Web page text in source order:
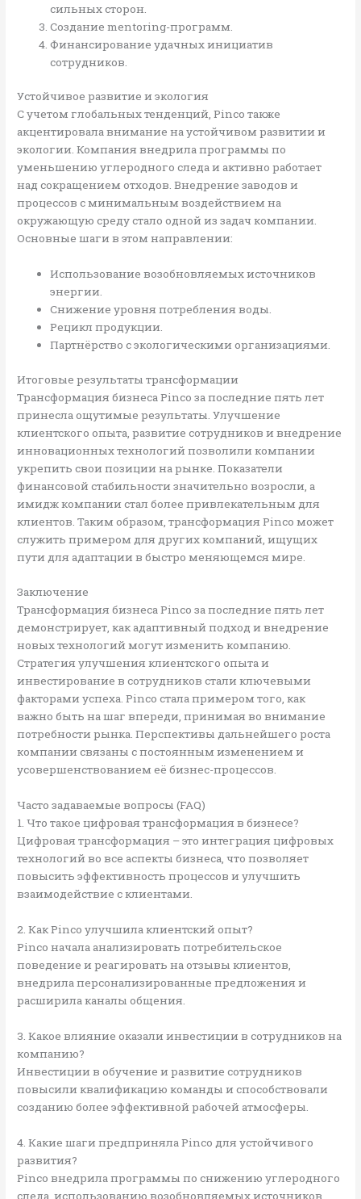
сильных сторон.
Создание mentoring-программ.
Финансирование удачных инициатив
сотрудников.
Устойчивое развитие и экология
С учетом глобальных тенденций, Pinco также
акцентировала внимание на устойчивом развитии и
экологии. Компания внедрила программы по
уменьшению углеродного следа и активно работает
над сокращением отходов. Внедрение заводов и
процессов с минимальным воздействием на
окружающую среду стало одной из задач компании.
Основные шаги в этом направлении:
Использование возобновляемых источников
энергии.
Снижение уровня потребления воды.
Рецикл продукции.
Партнёрство с экологическими организациями.
Итоговые результаты трансформации
Трансформация бизнеса Pinco за последние пять лет
принесла ощутимые результаты. Улучшение
клиентского опыта, развитие сотрудников и внедрение
инновационных технологий позволили компании
укрепить свои позиции на рынке. Показатели
финансовой стабильности значительно возросли, а
имидж компании стал более привлекательным для
клиентов. Таким образом, трансформация Pinco может
служить примером для других компаний, ищущих
пути для адаптации в быстро меняющемся мире.
Заключение
Трансформация бизнеса Pinco за последние пять лет
демонстрирует, как адаптивный подход и внедрение
новых технологий могут изменить компанию.
Стратегия улучшения клиентского опыта и
инвестирование в сотрудников стали ключевыми
факторами успеха. Pinco стала примером того, как
важно быть на шаг впереди, принимая во внимание
потребности рынка. Перспективы дальнейшего роста
компании связаны с постоянным изменением и
усовершенствованием её бизнес-процессов.
Часто задаваемые вопросы (FAQ)
1. Что такое цифровая трансформация в бизнесе?
Цифровая трансформация – это интеграция цифровых
технологий во все аспекты бизнеса, что позволяет
повысить эффективность процессов и улучшить
взаимодействие с клиентами.
2. Как Pinco улучшила клиентский опыт?
Pinco начала анализировать потребительское
поведение и реагировать на отзывы клиентов,
внедрила персонализированные предложения и
расширила каналы общения.
3. Какое влияние оказали инвестиции в сотрудников на
компанию?
Инвестиции в обучение и развитие сотрудников
повысили квалификацию команды и способствовали
созданию более эффективной рабочей атмосферы.
4. Какие шаги предприняла Pinco для устойчивого
развития?
Pinco внедрила программы по снижению углеродного
следа, использованию возобновляемых источников